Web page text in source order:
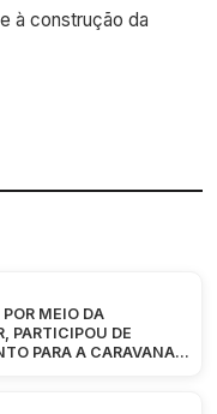
à construção da
MEIO DA
PARTICIPOU DE
PARA A CARAVANA